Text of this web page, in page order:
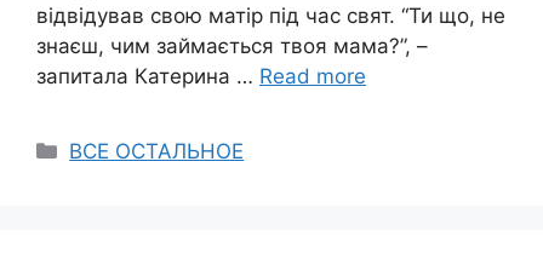
відвідував свою матір під час свят. “Ти що, не
знаєш, чим займається твоя мама?”, –
запитала Катерина … Read more
Categories
ВСЕ ОСТАЛЬНОЕ